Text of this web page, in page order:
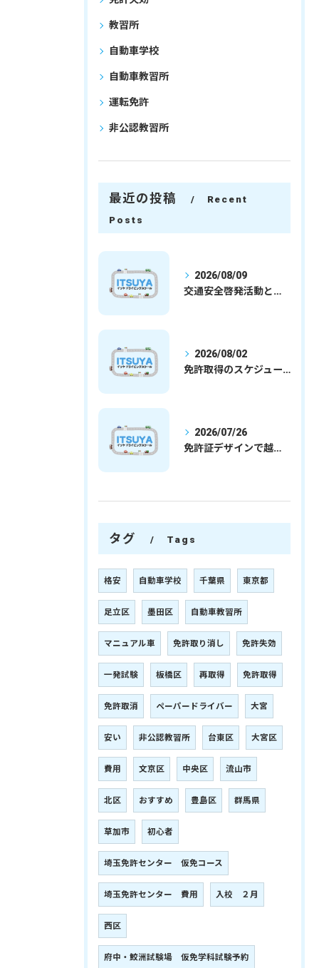
教習所
自動車学校
自動車教習所
運転免許
非公認教習所
最近の投稿
Recent
Posts
2026/08/09
交通安全啓発活動と埼玉県さいたま市行田市で免許取得を安心して目指すための実践ガイド
2026/08/02
免許取得のスケジュールを徹底解説学生社会人の通学合宿別プランで最短取得のコツ
2026/07/26
免許証デザインで越谷市愛を表現する埼玉県さいたま市越谷市の免許取得完全ガイド
タグ Tags
格安 自動車学校 千葉県 東京都
足立区 墨田区 自動車教習所
マニュアル車 免許取り消し 免許失効
一発試験 板橋区 再取得 免許取得
免許取消 ペーパードライバー 大宮
安い 非公認教習所 台東区 大宮区
費用 文京区 中央区 流山市
北区 おすすめ 豊島区 群馬県
草加市 初心者
埼玉免許センター 仮免コース
埼玉免許センター 費用 入校 ２月
西区
府中・鮫洲試験場 仮免学科試験予約